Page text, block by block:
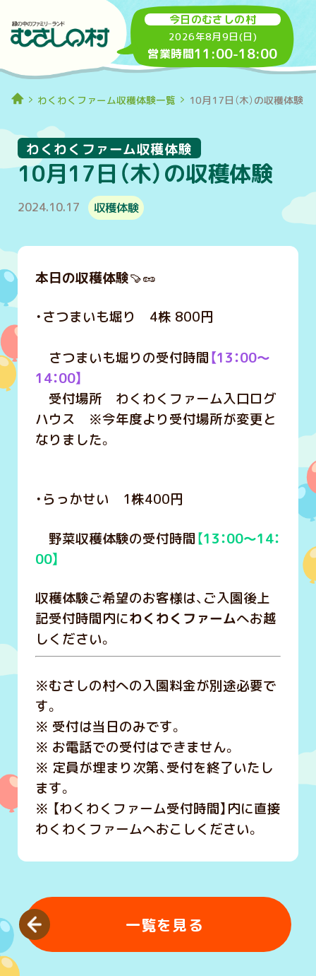
今日のむさしの村
2026年8月9日(日)
営業時間11:00-18:00
わくわくファーム収穫体験一覧 10月17日（木）の収穫体験
10月17日（木）の収穫体験
わくわくファーム収穫体験
2024.10.17 収穫体験
本日の収穫体験🍠🥜
・さつまいも堀り 4株 800円
さつまいも堀りの受付時間 【13：00～
14：00】
受付場所 わくわくファーム入口ログ
ハウス ※今年度より受付場所が変更と
なりました。
・らっかせい 1株400円
野菜収穫体験の受付時間【13：00～14：
00】
収穫体験ご希望のお客様は、ご入園後上
記受付時間内にわくわくファームへお越
しください。
※むさしの村への入園料金が別途必要で
す。
※ 受付は当日のみです。
※ お電話での受付はできません。
※ 定員が埋まり次第、受付を終了いたし
ます。
※ 【わくわくファーム受付時間】内に直接
わくわくファームへおこしください。
一覧を見る